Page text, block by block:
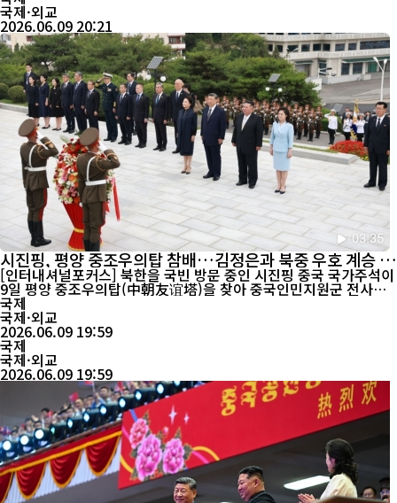
국제·외교
2026.06.09 20:21
시진핑, 평양 중조우의탑 참배…김정은과 북중 우호 계승 의
지 재확인
[인터내셔널포커스] 북한을 국빈 방문 중인 시진핑 중국 국가주석이
9일 평양 중조우의탑(中朝友谊塔)을 찾아 중국인민지원군 전사들
을 추모했다. 김정은 북한 국무위원장도 동행해 북중 양국의 역사적
유대와 전통적 우호관계를 재확인했다. 중국 관영 CCTV에 따르면
시 주석은 이날 오전 부인 펑리위안 여사와 함께 평양 모란봉 기슭에
위치한 중조우의탑을 참배했다. 행사에...
국제
국제·외교
2026.06.09 19:59
국제
국제·외교
2026.06.09 19:59